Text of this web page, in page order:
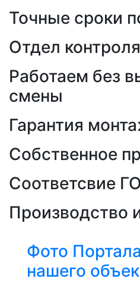
Точные сроки
Отдел
Работаем без
смены
Гарантия
Собственное
Соответсвие
Производство
Фото
нашего